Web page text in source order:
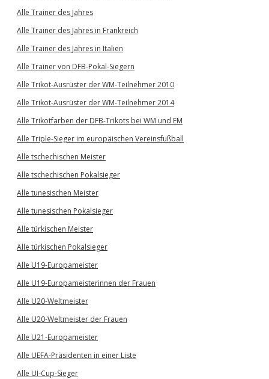
Alle Trainer des Jahres
Alle Trainer des Jahres in Frankreich
Alle Trainer des Jahres in Italien
Alle Trainer von DFB-Pokal-Siegern
Alle Trikot-Ausrüster der WM-Teilnehmer 2010
Alle Trikot-Ausrüster der WM-Teilnehmer 2014
Alle Trikotfarben der DFB-Trikots bei WM und EM
Alle Triple-Sieger im europäischen Vereinsfußball
Alle tschechischen Meister
Alle tschechischen Pokalsieger
Alle tunesischen Meister
Alle tunesischen Pokalsieger
Alle türkischen Meister
Alle türkischen Pokalsieger
Alle U19-Europameister
Alle U19-Europameisterinnen der Frauen
Alle U20-Weltmeister
Alle U20-Weltmeister der Frauen
Alle U21-Europameister
Alle UEFA-Präsidenten in einer Liste
Alle UI-Cup-Sieger